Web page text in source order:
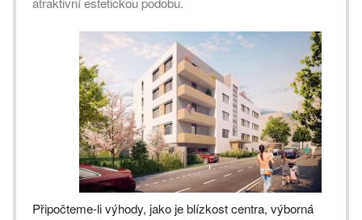
Připočteme-li výhody, jako je blízkost centra, výborná